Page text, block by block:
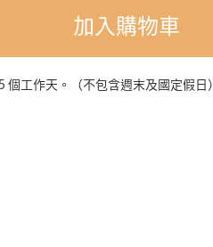
加入購物車
工作天。（不包含週末及國定假日）